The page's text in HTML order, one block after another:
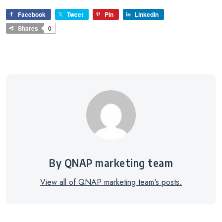
Facebook Tweet Pin
LinkedIn
Shares
0
By QNAP marketing team
View all of QNAP marketing team's posts.